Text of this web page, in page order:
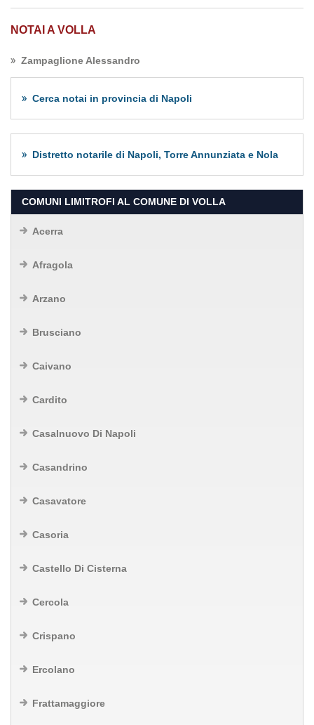
NOTAI A VOLLA
Zampaglione Alessandro
Cerca notai in provincia di Napoli
Distretto notarile di Napoli, Torre Annunziata e Nola
COMUNI LIMITROFI AL COMUNE DI VOLLA
Acerra
Afragola
Arzano
Brusciano
Caivano
Cardito
Casalnuovo Di Napoli
Casandrino
Casavatore
Casoria
Castello Di Cisterna
Cercola
Crispano
Ercolano
Frattamaggiore